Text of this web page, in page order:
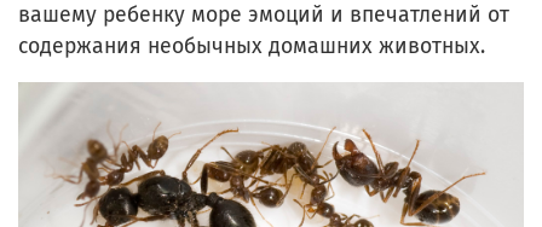
вашему ребенку море эмоций и впечатлений от
содержания необычных домашних животных.